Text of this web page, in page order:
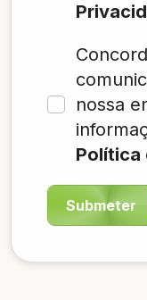
nossa
Política
Submeter